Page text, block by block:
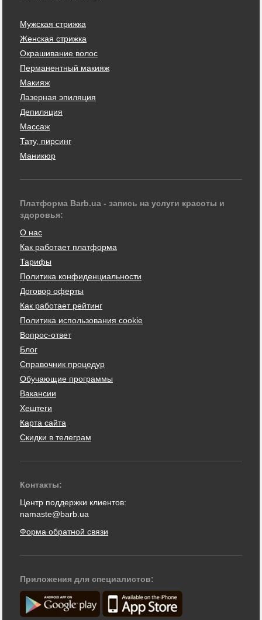
Мужская стрижка
Женская стрижка
Окрашивание волос
Перманентный макияж
Макияж
Лазерная эпиляция
Депиляция
Массаж
Тату, пирсинг
Маникюр
Платформа Barb.ua - запись на услуги красоты и
здоровья:
О нас
Как работает платформа
Тарифы
Политика конфиденциальности
Договор оферты
Как работает рейтинг
Политика использования cookie
Вопрос-ответ
Блог
Справочник процедур
Обучающие программы
Вакансии
Хештеги
Карта сайта
Скидки в телеграм
Контакты:
Центр поддержки клиентов:
namaste@barb.ua
Форма обратной связи
Приложения для специалистов: